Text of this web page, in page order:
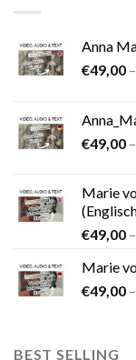
Anna
€49,00 –
€49,00 –
Marie
€49,00 –
Marie
€49,00 –
BEST SELLING